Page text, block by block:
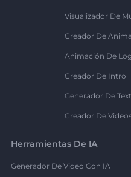
Visualizador De
Creador De
Animación De
Creador De Intro
Generador De
Creador De
Herramientas De IA
Generador De Video Con IA